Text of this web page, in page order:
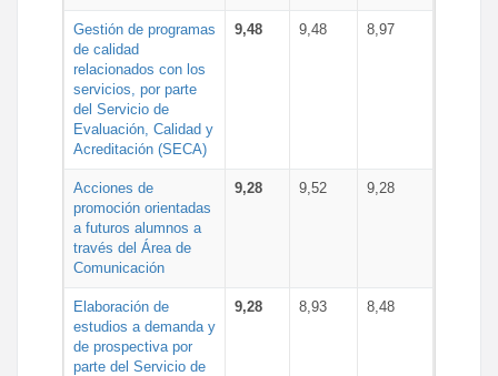
Gestión de programas
de calidad
relacionados con los
servicios, por parte
del Servicio de
Evaluación, Calidad y
Acreditación (SECA)
9,48 9,48 8,97
Acciones de
promoción orientadas
a futuros alumnos a
través del Área de
Comunicación
9,28 9,52 9,28
Elaboración de
estudios a demanda y
de prospectiva por
parte del Servicio de
9,28 8,93 8,48